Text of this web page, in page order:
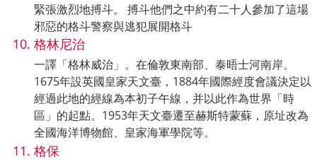
緊張激烈地搏斗。 搏斗他們之中約有二十人參加了這場
邪惡的格斗警察與逃犯展開格斗
格林尼治
一譯「格林威治」。在倫敦東南部、泰晤士河南岸。
1675年設英國皇家天文臺，1884年國際經度會議決定以
經過此地的經線為本初子午線，并以此作為世界「時
區」的起點。1953年天文臺遷至赫斯特蒙蘇，原址改為
全國海洋博物館、皇家海軍學院等。
格保